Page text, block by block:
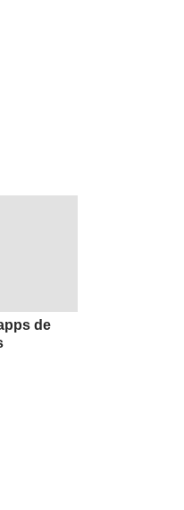
de